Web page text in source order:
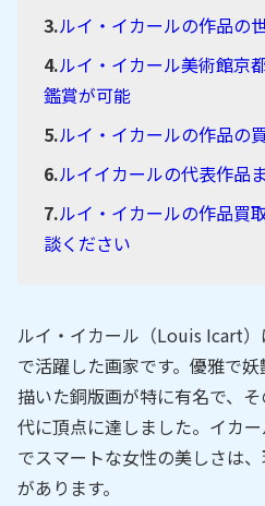
ルイ・イカールの作品の
ルイ・イカール美術館京
鑑賞が可能
ルイ・イカールの作品の
ルイイカールの代表作品
ルイ・イカールの作品買
談ください
ルイ・イカール（Louis Icart
で活躍した画家です。優雅で
描いた銅版画が特に有名で、
代に頂点に達しました。イカ
でスマートな女性の美しさは
があります。